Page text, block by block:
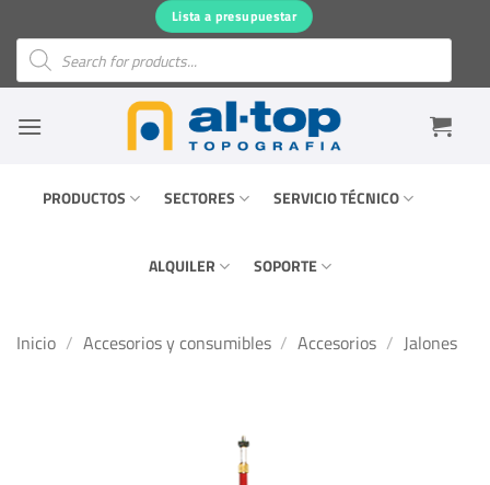
contenido
Lista a presupuestar
Búsqueda
productos
PRODUCTOS SECTORES SERVICIO TÉCNICO
ALQUILER SOPORTE
Inicio / Accesorios y consumibles / Accesorios / Jalones